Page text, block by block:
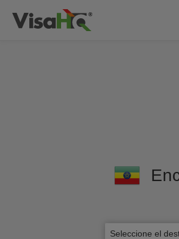
Seleccione el